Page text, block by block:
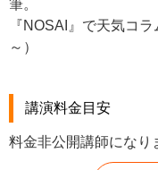
筆。
『NOSAI』で天気コ
～）
講演料金目安
料金非公開講師になり